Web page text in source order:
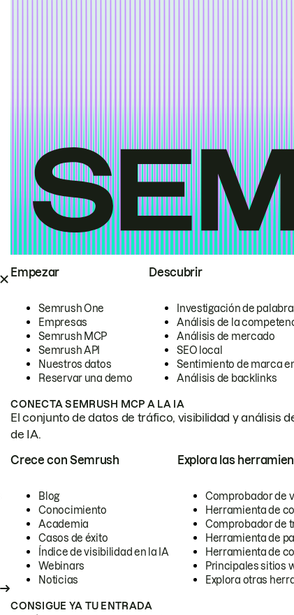
Empezar
Semrush One
Empresas
Semrush MCP
Semrush API
Nuestros datos
Reservar una demo
Descubrir
Investigación de
Análisis de la
Análisis de mercado
SEO local
Sentimiento de marca
Análisis de backlinks
CONECTA SEMRUSH MCP A LA IA
El conjunto de datos de tráfico, visibilidad y análisis
de IA.
Crece con Semrush
Blog
Conocimiento
Academia
Casos de éxito
Índice de visibilidad en la IA
Webinars
Noticias
Explora las
Comprobador de
Herramienta de
Comprobador de
Herramienta de
Herramienta de
Principales sitios
Explora otras
CONSIGUE YA TU ENTRADA